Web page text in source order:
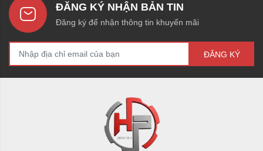
ĐĂNG KÝ NHẬN BẢN TIN
Đăng ký để nhận thông tin khuyến mãi
ĐĂNG KÝ